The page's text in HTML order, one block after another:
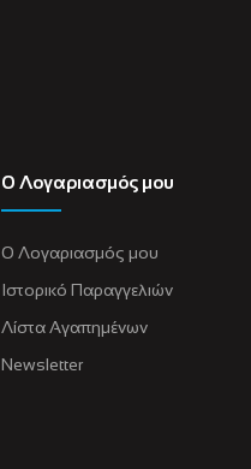
Ο Λογαριασμός μου
Ο Λογαριασμός μου
Ιστορικό Παραγγελιών
Λίστα Αγαπημένων
Newsletter